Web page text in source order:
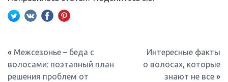
« Межсезонье – беда с
волосами: поэтапный план
решения проблем от
Интересные факты
о волосах, которые
знают не все »